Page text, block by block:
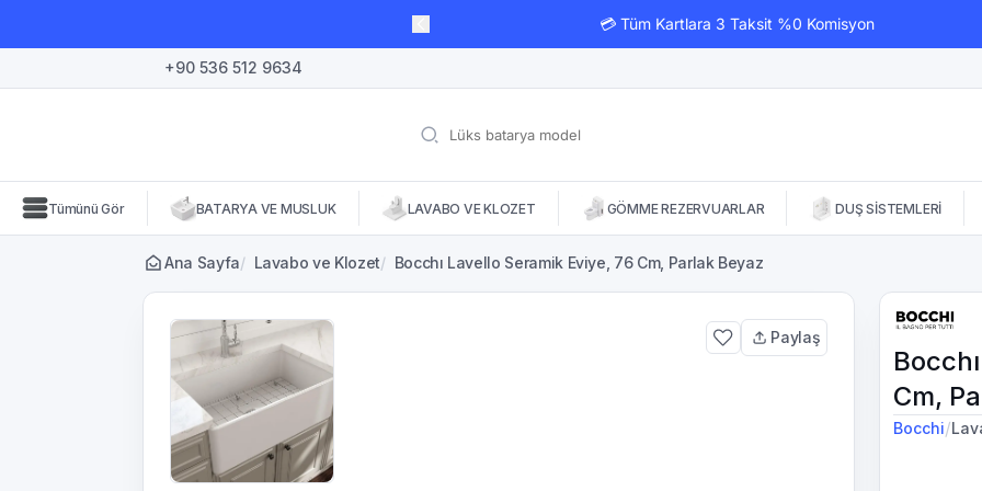
💳 Tüm Kartlara 3 Taksit %0 Komisyon
+90 536 512 9634
Tümünü Gör BATARYA VE MUSLUK LAVABO VE KLOZET GÖMME REZERVUARLAR DUŞ SİSTEMLERİ
Ana Sayfa/ Lavabo ve Klozet/ Bocchı Lavello Seramik Eviye, 76 Cm, Parlak Beyaz
Paylaş
Cm,
Bocchi/